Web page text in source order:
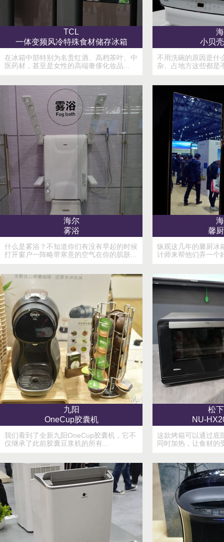
TCL
一体变频风冷特殊食材储存冰箱
在冰箱中部特别为名贵红酒、高档茶叶、中
医药材，甚至是女性的高端奢侈化妆品...
小贝
不用洗碗的原因是什
杂、占地方这些都是
海尔
雾浴
什么是雾浴？不知道你们有没有早起的时候
打开窗户一阵略带寒意的空气在你的肌肤...
馨
纵观这几年的馨厨冰
计师来帮他们弄一个
九阳
OneCup胶囊机
我们看到了全新九阳OneCup胶囊机，它不
仅继承了此前胶囊豆浆机的所有...
松
NU-
这款烤箱可以通过底
同时加热，让食材的